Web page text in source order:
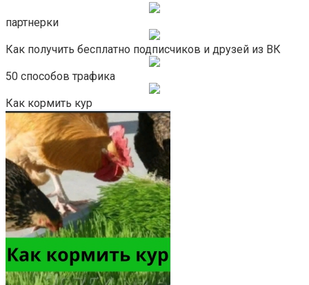
партнерки
Как получить бесплатно подписчиков и друзей из ВК
50 способов трафика
Как кормить кур